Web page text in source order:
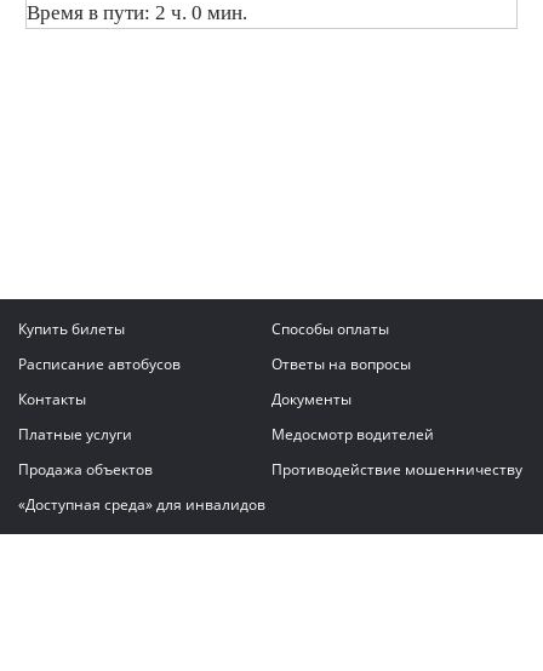
Время в пути: 2 ч. 0 мин.
Купить билеты
Способы оплаты
Расписание автобусов
Ответы на вопросы
Контакты
Документы
Платные услуги
Медосмотр водителей
Продажа объектов
Противодействие мошенничеству
«Доступная среда» для инвалидов